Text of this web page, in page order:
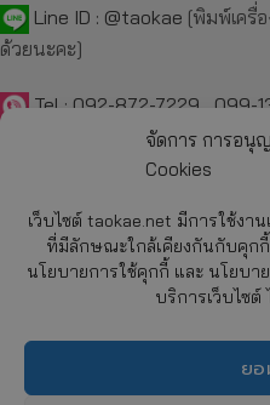
จัดการ การอนุ
Cookies
เว็บไซต์ taokae.net มีการใช้งา
ที่มีลักษณะใกล้เคียงกันกับคุกกี้
นโยบายการใช้คุกกี้ และ นโยบา
บริการเว็บไซต์
ย
Line ID : @taokae [พิมพ์เครื่
ด้วยนะคะ]
Tel : 092-872-7229 099-
Fax : 02-054-4244
การชำระค่าสินค้า